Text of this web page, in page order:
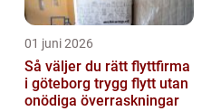
01 juni 2026
Så väljer du rätt flyttfirma
i göteborg trygg flytt utan
onödiga överraskningar